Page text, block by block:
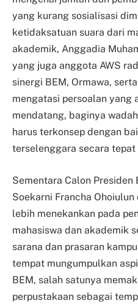
yang kurang sosialisasi
ketidaksatuan suara dari
akademik, Anggadia
yang juga anggota AWS
sinergi BEM, Ormawa,
mengatasi persoalan yang
mendatang, baginya
harus terkonsep dengan
terselenggara secara tepat
Sementara Calon
Soekarni Francha
lebih menekankan pada
mahasiswa dan akademik
sarana dan prasaran
tempat mungumpulkan
BEM, salah satunya
perpustakaan sebagai